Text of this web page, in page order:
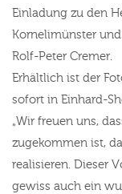
Einladung zu den
Kornelimünster
Rolf-Peter Cremer.
Erhältlich ist der
sofort in Einhard-
„Wir freuen uns,
zugekommen ist,
realisieren. Dieser
gewiss auch ein